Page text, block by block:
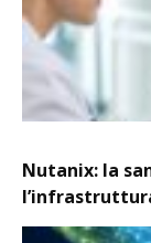
Nutanix: la